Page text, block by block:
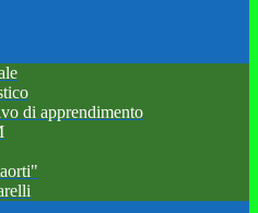
di apprendimento